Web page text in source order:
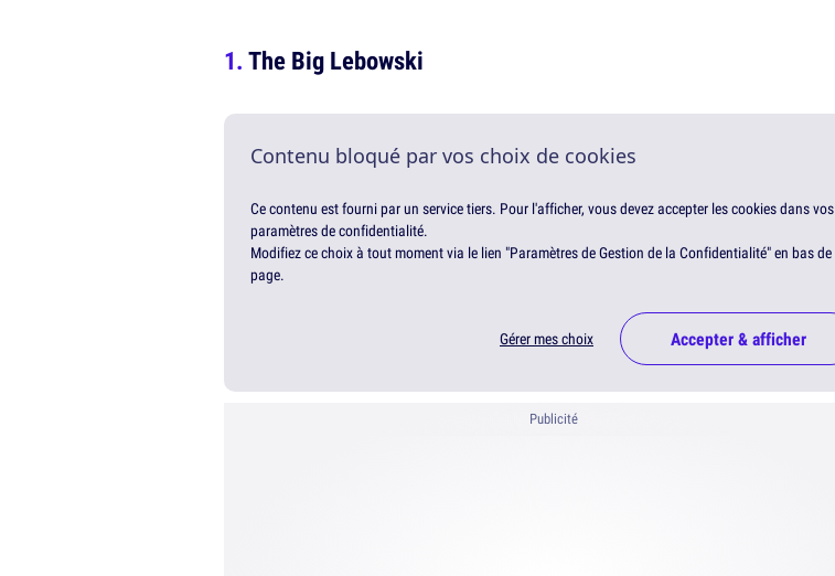
The Big Lebowski
Contenu bloqué par vos choix de cookies
Ce contenu est fourni par un service tiers. Pour l'afficher, vous devez accepter les cookies dans vos
paramètres de confidentialité.
Modifiez ce choix à tout moment via le lien "Paramètres de Gestion de la Confidentialité" en bas de
page.
Gérer mes choix Accepter & afficher
Publicité